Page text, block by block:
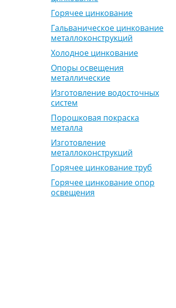
Горячее цинкование
Гальваническое цинкование
металлоконструкций
Холодное цинкование
Опоры освещения
металлические
Изготовление водосточных
систем
Порошковая покраска
металла
Изготовление
металлоконструкций
Горячее цинкование труб
Горячее цинкование опор
освещения